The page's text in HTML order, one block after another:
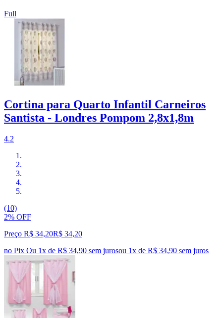
Full
Cortina para Quarto Infantil Carneiros
Santista - Londres Pompom 2,8x1,8m
4.2
(10)
2% OFF
Preço R$ 34,20R$ 34,20
no Pix Ou 1x de R$ 34,90 sem jurosou 1x de R$ 34,90 sem juros